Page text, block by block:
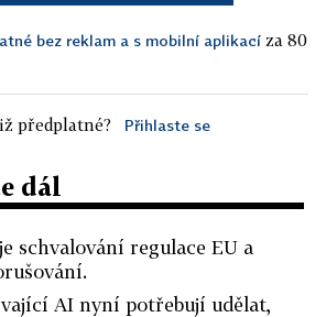
bez reklam a s mobilní aplikací za 80
předplatné? Přihlaste se
dál
schvalování regulace EU a
AI nyní potřebují udělat,